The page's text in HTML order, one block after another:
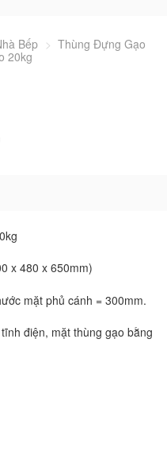
Bếp > Thùng Đựng Gạo
20kg
x 480 x 650mm)
mặt phủ cánh = 300mm.
điện, mặt thùng gạo bằng